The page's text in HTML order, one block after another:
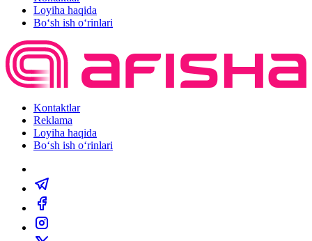
Loyiha haqida
Bo‘sh ish o‘rinlari
Kontaktlar
Reklama
Loyiha haqida
Bo‘sh ish o‘rinlari